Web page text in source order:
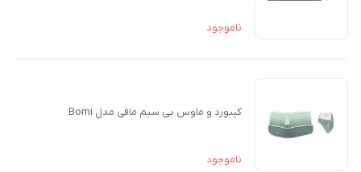
ناموجود
کیبورد و ماوس بی سیم مافی مدل Bomi
ناموجود